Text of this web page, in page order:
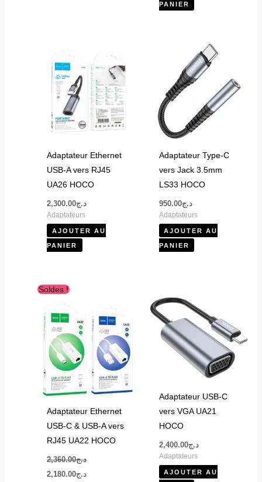
PANIER
Adaptateur Ethernet
USB-A vers RJ45
UA26 HOCO
د.ج2,300.00
Adaptateurs
AJOUTER AU
PANIER
Adaptateur Type-C
vers Jack 3.5mm
LS33 HOCO
د.ج950.00
Adaptateurs
AJOUTER AU
PANIER
Soldes !
Adaptateur Ethernet
USB-C & USB-A vers
RJ45 UA22 HOCO
د.ج2,360.00
Le
prix
était :
د.ج2,180.00
est :
د.ج2,180.00.
a
plusieurs
variations.
Les
options
peuvent
être
choisies
sur
Adaptateur USB-C
vers VGA UA21
HOCO
د.ج2,400.00
Adaptateurs
AJOUTER AU